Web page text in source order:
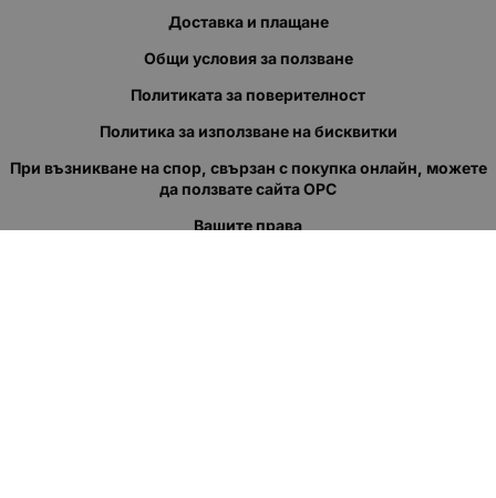
Доставка и плащане
Общи условия за ползване
Политиката за поверителност
Политика за използване на бисквитки
При възникване на спор, свързан с покупка онлайн, можете
да ползвате сайта ОРС
Вашите права